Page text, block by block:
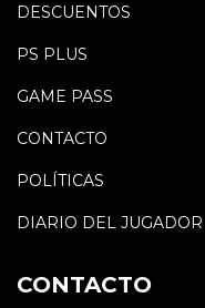
DESCUENTOS
PS PLUS
GAME PASS
CONTACTO
POLÍTICAS
DIARIO DEL JUGADOR
CONTACTO